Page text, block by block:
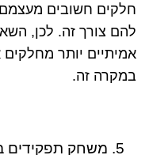
חלקים חשובים מעצמם
להם צורך זה. לכן,
אמיתיים יותר מחלקים
במקרה זה.
5. משחק תפקידים ברשת- פונקציות ודיספונקציות